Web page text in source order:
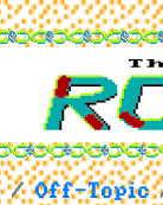
Off-Topic